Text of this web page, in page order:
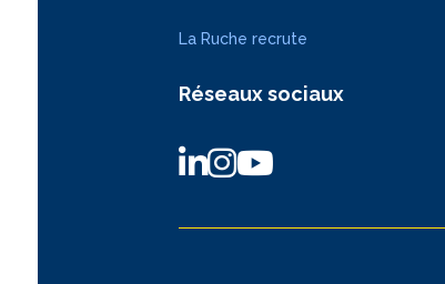
La Ruche recrute
Réseaux sociaux